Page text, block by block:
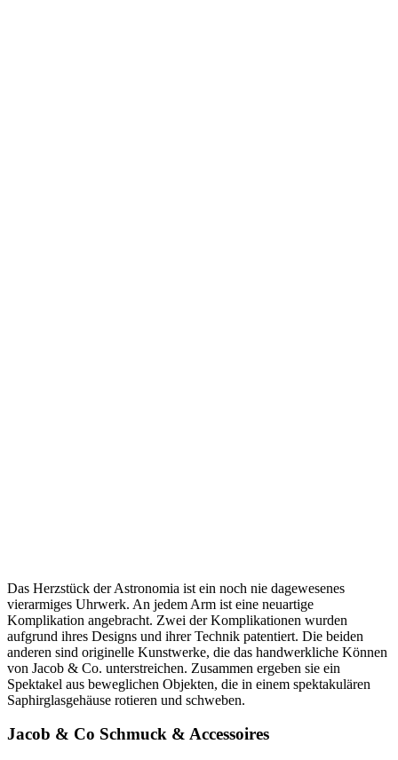
Das Herzstück der Astronomia ist ein noch nie dagewesenes
vierarmiges Uhrwerk. An jedem Arm ist eine neuartige
Komplikation angebracht. Zwei der Komplikationen wurden
aufgrund ihres Designs und ihrer Technik patentiert. Die beiden
anderen sind originelle Kunstwerke, die das handwerkliche Können
von Jacob & Co. unterstreichen. Zusammen ergeben sie ein
Spektakel aus beweglichen Objekten, die in einem spektakulären
Saphirglasgehäuse rotieren und schweben.
Jacob & Co Schmuck & Accessoires